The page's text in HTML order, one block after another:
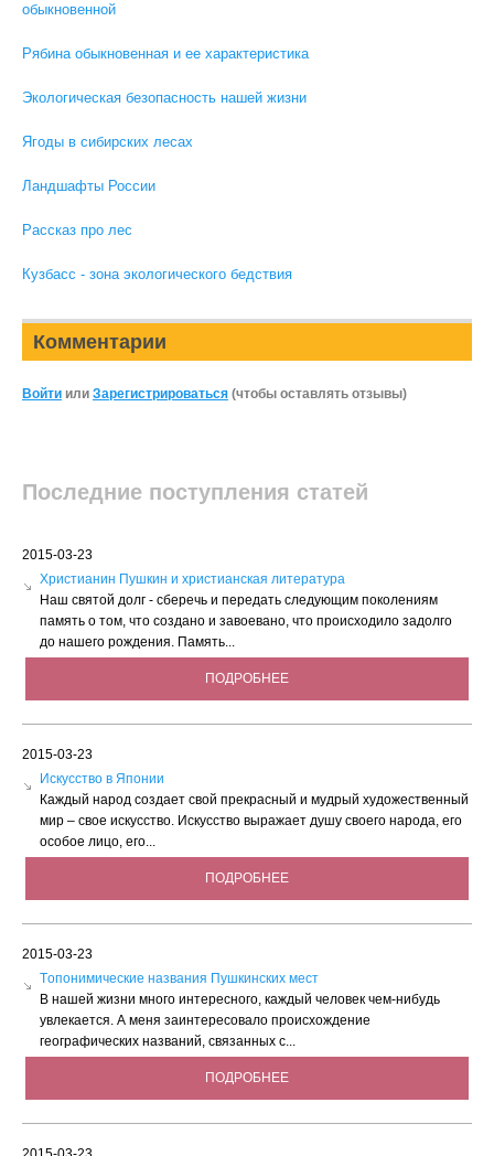
обыкновенной
Рябина обыкновенная и ее характеристика
Экологическая безопасность нашей жизни
Ягоды в сибирских лесах
Ландшафты России
Рассказ про лес
Кузбасс - зона экологического бедствия
Комментарии
Войти или Зарегистрироваться (чтобы оставлять отзывы)
Последние поступления статей
2015-03-23
Христианин Пушкин и христианская литература
Наш святой долг - сберечь и передать следующим поколениям
память о том, что создано и завоевано, что происходило задолго
до нашего рождения. Память...
ПОДРОБНЕЕ
2015-03-23
Искусство в Японии
Каждый народ создает свой прекрасный и мудрый художественный
мир – свое искусство. Искусство выражает душу своего народа, его
особое лицо, его...
ПОДРОБНЕЕ
2015-03-23
Tопонимические названия Пушкинских мест
В нашей жизни много интересного, каждый человек чем-нибудь
увлекается. А меня заинтересовало происхождение
географических названий, связанных с...
ПОДРОБНЕЕ